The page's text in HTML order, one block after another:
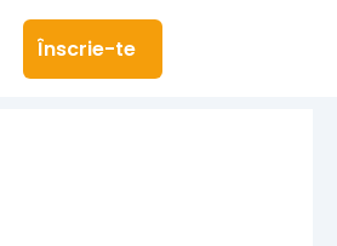
Înscrie-te